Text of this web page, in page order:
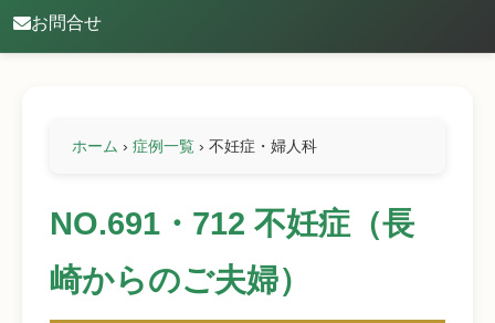
お問合せ
ホーム › 症例一覧 › 不妊症・婦人科
NO.691・712 不妊症（長
崎からのご夫婦）